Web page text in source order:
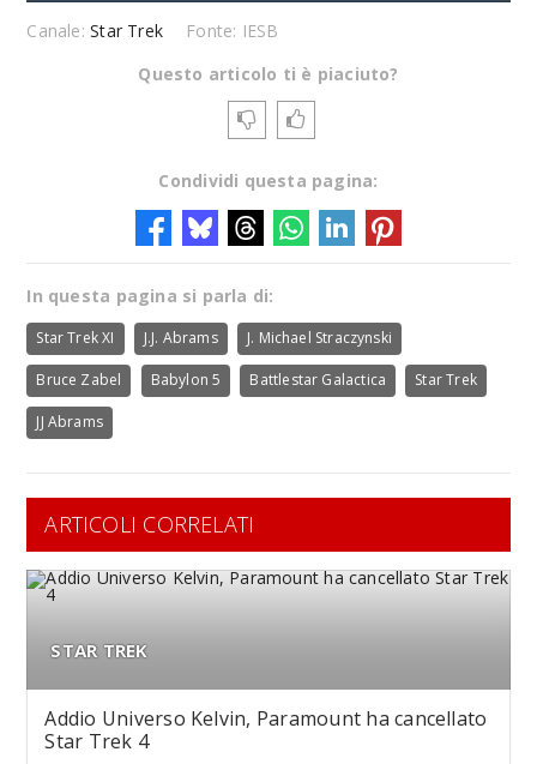
Canale:Star Trek
Fonte: IESB
Questo articolo ti è piaciuto?
Condividi questa pagina:
In questa pagina si parla di:
Star Trek XI J.J. Abrams J. Michael Straczynski
Bruce Zabel Babylon 5 Battlestar Galactica Star Trek
JJ Abrams
ARTICOLI CORRELATI
STAR TREK
Addio Universo Kelvin, Paramount ha cancellato
Star Trek 4